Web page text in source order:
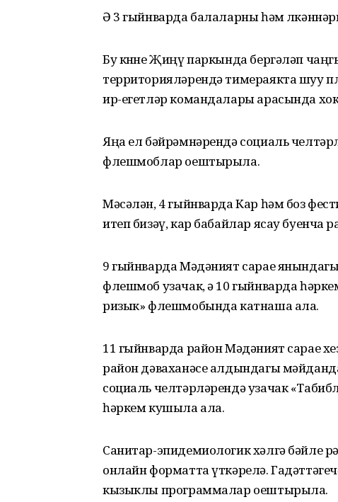
Ә 3 гыйнварда балаларны һәм
Бу көнне Җиңү паркында бергәләп
территорияләрендә тимераякта шуу
ир-егетләр командалары арасында
Яңа ел бәйрәмнәрендә социаль
флешмоблар оештырыла.
Мәсәлән, 4 гыйнварда Кар һәм боз
итеп бизәү, кар бабайлар ясау буенча
9 гыйнварда Мәдәният сарае
флешмоб узачак, ә 10 гыйнварда
ризык» флешмобында катнаша ала.
11 гыйнварда район Мәдәният сарае
район дәваханәсе алдындагы
социаль челтәрләрендә узачак
һәркем кушыла ала.
Санитар-эпидемиологик хәлгә бәйле
онлайн форматта үткәрелә.
кызыклы программалар оештырыла.